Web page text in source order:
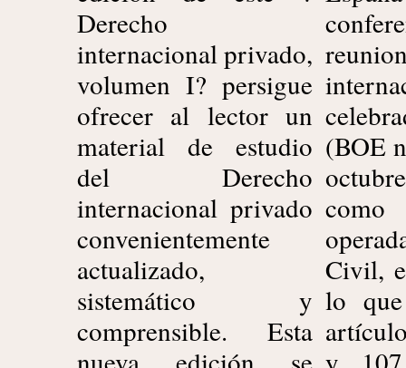
Derecho
internacional privado,
volumen I? persigue
ofrecer al lector un
material de estudio
del Derecho
internacional privado
convenientemente
actualizado,
sistemático y
comprensible. Esta
(BOE
como
Civil,
lo